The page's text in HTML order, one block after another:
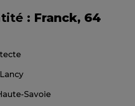
: Franck, 64
Savoie